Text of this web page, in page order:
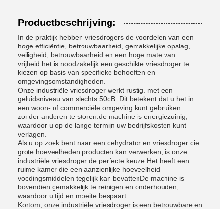
Productbeschrijving:
In de praktijk hebben vriesdrogers de voordelen van een
hoge efficiëntie, betrouwbaarheid, gemakkelijke opslag,
veiligheid, betrouwbaarheid en een hoge mate van
vrijheid.het is noodzakelijk een geschikte vriesdroger te
kiezen op basis van specifieke behoeften en
omgevingsomstandigheden.
Onze industriële vriesdroger werkt rustig, met een
geluidsniveau van slechts 50dB. Dit betekent dat u het in
een woon- of commerciële omgeving kunt gebruiken
zonder anderen te storen.de machine is energiezuinig,
waardoor u op de lange termijn uw bedrijfskosten kunt
verlagen.
Als u op zoek bent naar een dehydrator en vriesdroger die
grote hoeveelheden producten kan verwerken, is onze
industriële vriesdroger de perfecte keuze.Het heeft een
ruime kamer die een aanzienlijke hoeveelheid
voedingsmiddelen tegelijk kan bevattenDe machine is
bovendien gemakkelijk te reinigen en onderhouden,
waardoor u tijd en moeite bespaart.
Kortom, onze industriële vriesdroger is een betrouwbare en